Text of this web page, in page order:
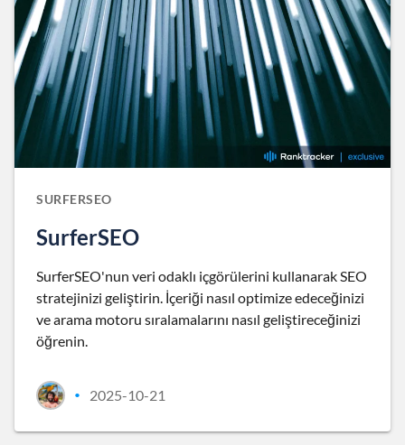
SURFERSEO
SurferSEO
SurferSEO'nun veri odaklı içgörülerini kullanarak SEO
stratejinizi geliştirin. İçeriği nasıl optimize edeceğinizi
ve arama motoru sıralamalarını nasıl geliştireceğinizi
öğrenin.
• 2025-10-21